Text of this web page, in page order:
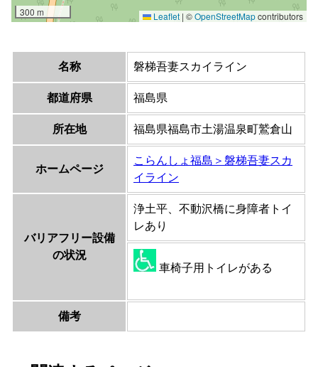
名称 磐梯吾妻スカイライン
都道府県 福島県
所在地 福島県福島市土湯温泉町鷲倉山
ホームページ
こらんしょ福島＞磐梯吾妻スカ
イライン
バリアフリー設備
の状況
浄土平、不動沢橋に身障者トイ
レあり
車椅子用トイレがある
備考